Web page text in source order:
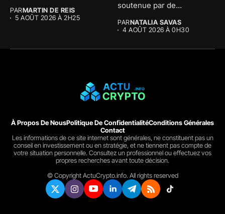
PARMARTIN DE REIS
5 AOÛT 2026 À 2H25
soutenue par de...
PARNATALIA SAVAS
4 AOÛT 2026 À 0H30
À Propos De NousPolitique De ConfidentialitéConditions Générales
Contact
Les informations de ce site internet sont générales, ne constituent pas un
conseil en investissement ou en stratégie, et ne tiennent pas compte de
votre situation personnelle. Consultez un professionnel ou effectuez vos
propres recherches avant toute décision.
© Copyright ActuCrypto.info. All rights reserved